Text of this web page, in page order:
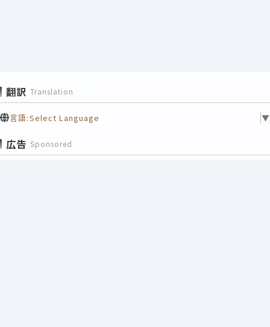
翻訳 Translation
言語:Select Language ▼
広告 Sponsored